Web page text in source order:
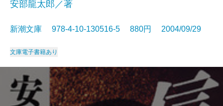
安部龍太郎／著
新潮文庫 978-4-10-130516-5 880円 2004/09/29
文庫電子書籍あり